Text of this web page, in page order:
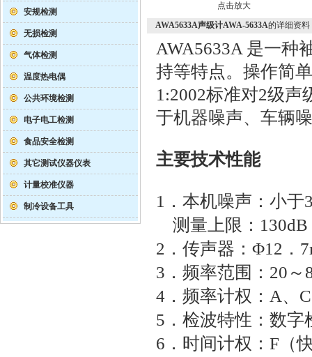
安规检测
无损检测
气体检测
温度热电偶
公共环境检测
电子电工检测
食品安全检测
其它测试仪器仪表
计量校准仪器
制冷设备工具
点击放大
AWA5633A声级计AWA-5633A的详细资料
AWA5633A 是一种
持等特点。操作简
1:2002标准对2级
于机器噪声、车辆
主要技术性能
1 ．本机噪声：小于
测量上限： 1 30dB
2 ．传声器： Φ12 ．
3 ．频率范围：20～
4 ．频率计权： A、 C
5 ．检波特性：数字
6 ．时间计权： F （